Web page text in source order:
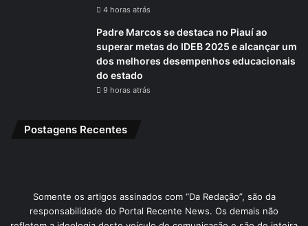
4 horas atrás
Padre Marcos se destaca no Piauí ao
superar metas do IDEB 2025 e alcançar um
dos melhores desempenhos educacionais
do estado
9 horas atrás
Postagens Recentes
Somente os artigos assinados com “Da Redação”, são da
responsabilidade do Portal Recente News. Os demais não